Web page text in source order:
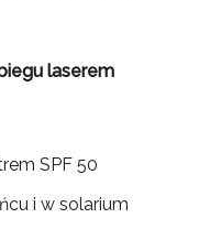
laserem
SPF 50
i w solarium